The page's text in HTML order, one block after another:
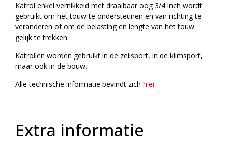
Katrol enkel vernikkeld met draaibaar oog 3/4 inch wordt
gebruikt om het touw te ondersteunen en van richting te
veranderen of om de belasting en lengte van het touw
gelijk te trekken.
Katrollen worden gebruikt in de zeilsport, in de klimsport,
maar ook in de bouw.
Alle technische informatie bevindt zich hier.
Extra informatie